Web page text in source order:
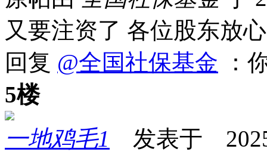
又要注资了 各位股东放
回复 @全国社保基金 ：
5楼
一地鸡毛1
发表于